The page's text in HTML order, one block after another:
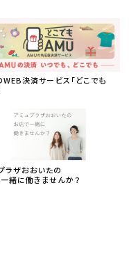
決済サービス「どこでも
ラザおおいたの
緒に働きませんか？